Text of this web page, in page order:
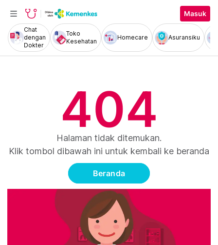
Masuk
Chat
dengan
Dokter
Toko
Kesehatan
Homecare Asuransiku
404
Halaman tidak ditemukan.
Klik tombol dibawah ini untuk kembali ke beranda
Beranda